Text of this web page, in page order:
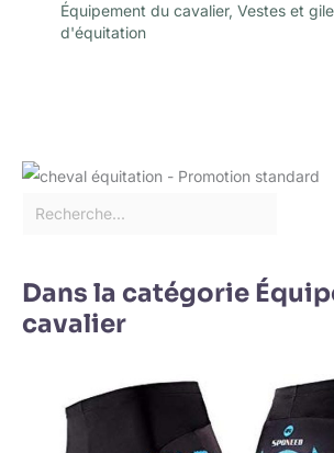
Équipement du cavalier, Vestes et
d'équitation
Dans la catégorie
cavalier